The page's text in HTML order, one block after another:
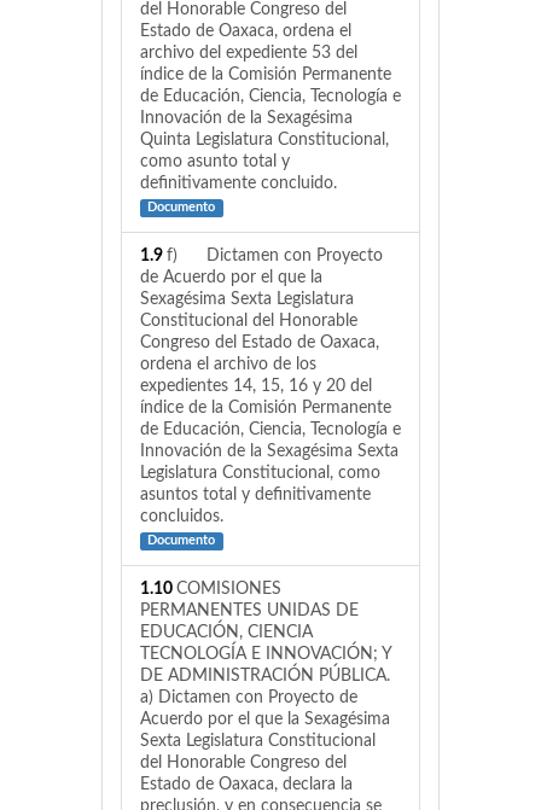
del Honorable Congreso del
Estado de Oaxaca, ordena el
archivo del expediente 53 del
índice de la Comisión Permanente
de Educación, Ciencia, Tecnología e
Innovación de la Sexagésima
Quinta Legislatura Constitucional,
como asunto total y
definitivamente concluido.
Documento
1.9 f) Dictamen con Proyecto
de Acuerdo por el que la
Sexagésima Sexta Legislatura
Constitucional del Honorable
Congreso del Estado de Oaxaca,
ordena el archivo de los
expedientes 14, 15, 16 y 20 del
índice de la Comisión Permanente
de Educación, Ciencia, Tecnología e
Innovación de la Sexagésima Sexta
Legislatura Constitucional, como
asuntos total y definitivamente
concluidos.
Documento
1.10 COMISIONES
PERMANENTES UNIDAS DE
EDUCACIÓN, CIENCIA
TECNOLOGÍA E INNOVACIÓN; Y
DE ADMINISTRACIÓN PÚBLICA.
a) Dictamen con Proyecto de
Acuerdo por el que la Sexagésima
Sexta Legislatura Constitucional
del Honorable Congreso del
Estado de Oaxaca, declara la
preclusión, y en consecuencia se